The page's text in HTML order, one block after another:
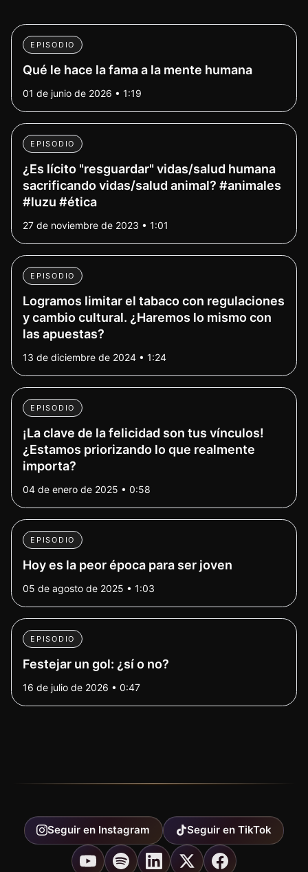
EPISODIO
Qué le hace la fama a la mente humana
01 de junio de 2026 • 1:19
EPISODIO
¿Es lícito "resguardar" vidas/salud humana
sacrificando vidas/salud animal? #animales
#luzu #ética
27 de noviembre de 2023 • 1:01
EPISODIO
Logramos limitar el tabaco con regulaciones
y cambio cultural. ¿Haremos lo mismo con
las apuestas?
13 de diciembre de 2024 • 1:24
EPISODIO
¡La clave de la felicidad son tus vínculos!
¿Estamos priorizando lo que realmente
importa?
04 de enero de 2025 • 0:58
EPISODIO
Hoy es la peor época para ser joven
05 de agosto de 2025 • 1:03
EPISODIO
Festejar un gol: ¿sí o no?
16 de julio de 2026 • 0:47
Seguir en Instagram Seguir en TikTok